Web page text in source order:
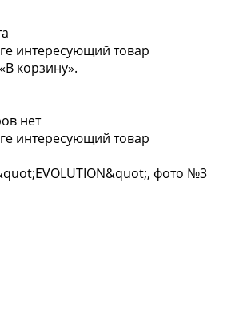
интересующий товар
корзину».
нет
интересующий товар